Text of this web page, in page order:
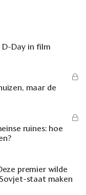
Day in film
maar de
ruïnes: hoe
premier wilde
staat maken